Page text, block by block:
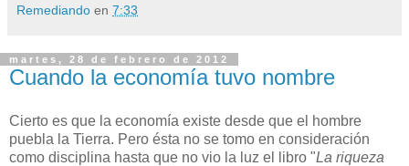
Remediando en 7:33
martes, 28 de febrero de 2012
Cuando la economía tuvo nombre
Cierto es que la economía existe desde que el hombre
puebla la Tierra. Pero ésta no se tomo en consideración
como disciplina hasta que no vio la luz el libro "La riqueza